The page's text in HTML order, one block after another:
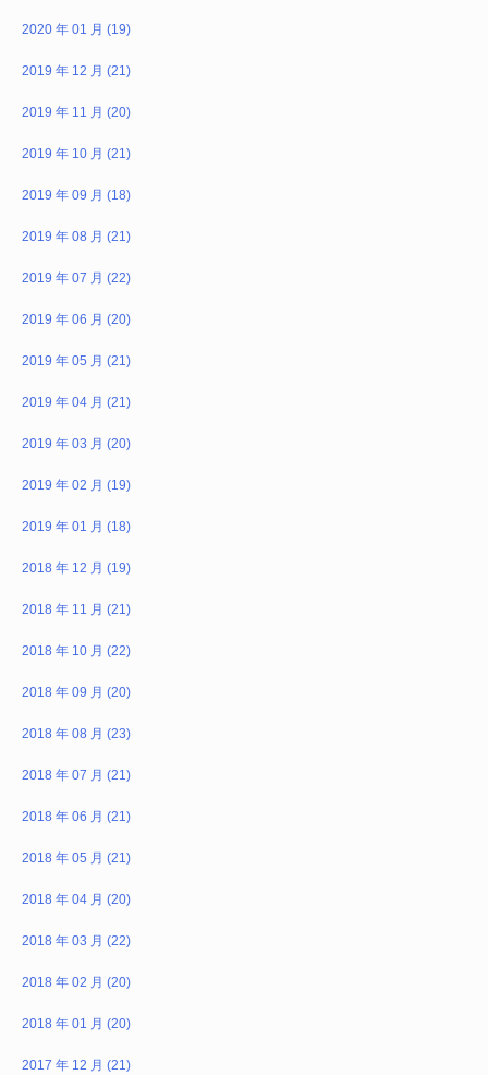
2020 年 01 月 (19)
2019 年 12 月 (21)
2019 年 11 月 (20)
2019 年 10 月 (21)
2019 年 09 月 (18)
2019 年 08 月 (21)
2019 年 07 月 (22)
2019 年 06 月 (20)
2019 年 05 月 (21)
2019 年 04 月 (21)
2019 年 03 月 (20)
2019 年 02 月 (19)
2019 年 01 月 (18)
2018 年 12 月 (19)
2018 年 11 月 (21)
2018 年 10 月 (22)
2018 年 09 月 (20)
2018 年 08 月 (23)
2018 年 07 月 (21)
2018 年 06 月 (21)
2018 年 05 月 (21)
2018 年 04 月 (20)
2018 年 03 月 (22)
2018 年 02 月 (20)
2018 年 01 月 (20)
2017 年 12 月 (21)